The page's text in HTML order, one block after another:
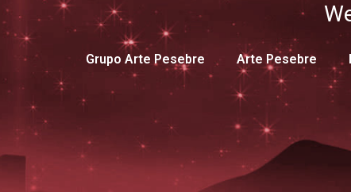
Grupo Arte Pesebre Arte Pesebre